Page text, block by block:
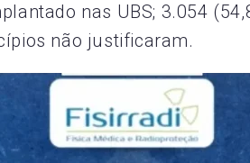
nas UBS; 3.054
não justificaram.